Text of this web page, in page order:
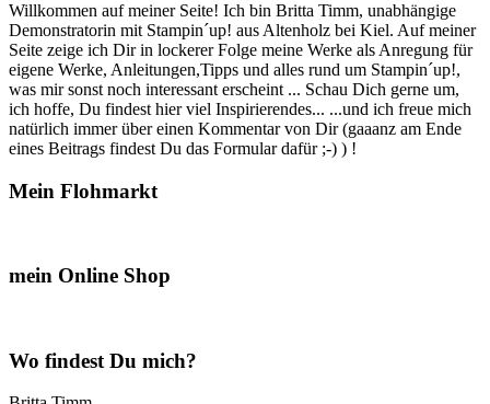
Willkommen auf meiner Seite! Ich bin Britta Timm, unabhängige
Demonstratorin mit Stampin´up! aus Altenholz bei Kiel. Auf meiner
Seite zeige ich Dir in lockerer Folge meine Werke als Anregung für
eigene Werke, Anleitungen,Tipps und alles rund um Stampin´up!,
was mir sonst noch interessant erscheint ... Schau Dich gerne um,
ich hoffe, Du findest hier viel Inspirierendes... ...und ich freue mich
natürlich immer über einen Kommentar von Dir (gaaanz am Ende
eines Beitrags findest Du das Formular dafür ;-) ) !
Mein Flohmarkt
mein Online Shop
Wo findest Du mich?